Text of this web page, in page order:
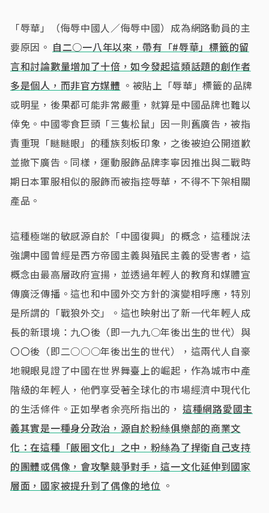
「辱華」（侮辱中國人／侮辱中國）成為網路動員的主
要原因。 自二○一八年以來，帶有「#辱華」標籤的留
言和討論數量增加了十倍，如今發起這類話題的創作者
多是個人，而非官方媒體 。被貼上「辱華」標籤的品牌
或明星，後果都可能非常嚴重，就算是中國品牌也難以
倖免。中國零食巨頭「三隻松鼠」因一則舊廣告，被指
責重現「瞇瞇眼」的種族刻板印象，之後被迫公開道歉
並撤下廣告。同樣，運動服飾品牌李寧因推出與二戰時
期日本軍服相似的服飾而被指控辱華，不得不下架相關
產品。
這種極端的敏感源自於「中國復興」的概念，這種說法
強調中國曾經是西方帝國主義與殖民主義的受害者，這
概念由最高層政府宣揚，並透過年輕人的教育和媒體宣
傳廣泛傳播。這也和中國外交方針的演變相呼應，特別
是所謂的「戰狼外交」。這也映射出了新一代年輕人成
長的新環境：九〇後（即一九九○年後出生的世代）與
〇〇後（即二○○○年後出生的世代），這兩代人自豪
地親眼見證了中國在世界舞臺上的崛起，作為城市中產
階級的年輕人，他們享受著全球化的市場經濟中現代化
的生活條件。正如學者余亮所指出的， 這種網路愛國主
義其實是一種身分政治，源自於粉絲俱樂部的商業文
化：在這種「飯圈文化」之中，粉絲為了捍衛自己支持
的團體或偶像，會攻擊競爭對手，這一文化延伸到國家
層面，國家被提升到了偶像的地位 。